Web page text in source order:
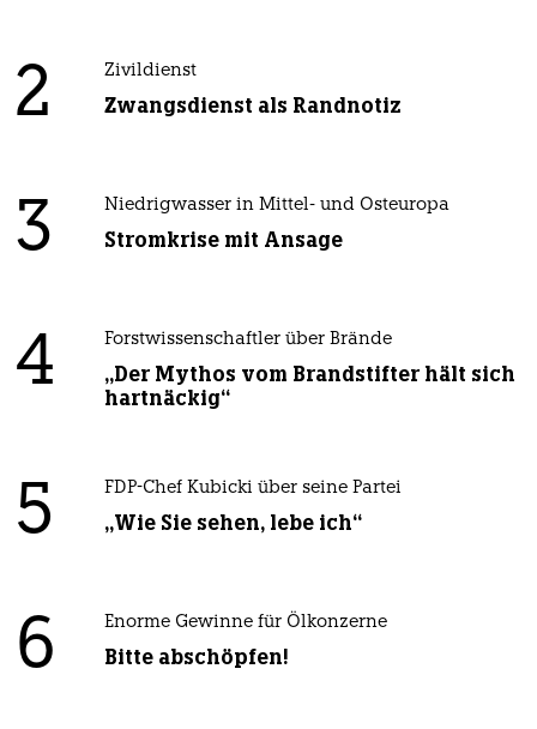
2 Zivildienst
Zwangsdienst als Randnotiz
3 Niedrigwasser in Mittel- und Osteuropa
Stromkrise mit Ansage
4 Forstwissenschaftler über Brände
„Der Mythos vom Brandstifter hält sich
hartnäckig“
5 FDP-Chef Kubicki über seine Partei
„Wie Sie sehen, lebe ich“
6 Enorme Gewinne für Ölkonzerne
Bitte abschöpfen!